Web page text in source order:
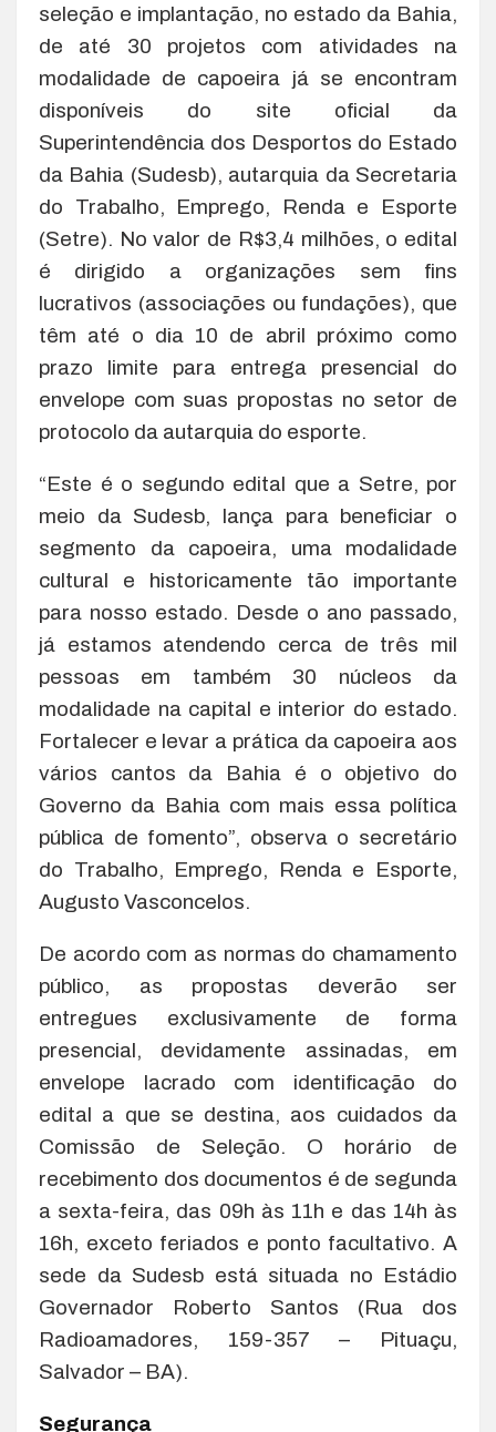
seleção e implantação, no estado da Bahia,
de até 30 projetos com atividades na
modalidade de capoeira já se encontram
disponíveis do site oficial da
Superintendência dos Desportos do Estado
da Bahia (Sudesb), autarquia da Secretaria
do Trabalho, Emprego, Renda e Esporte
(Setre). No valor de R$3,4 milhões, o edital
é dirigido a organizações sem fins
lucrativos (associações ou fundações), que
têm até o dia 10 de abril próximo como
prazo limite para entrega presencial do
envelope com suas propostas no setor de
protocolo da autarquia do esporte.
“Este é o segundo edital que a Setre, por
meio da Sudesb, lança para beneficiar o
segmento da capoeira, uma modalidade
cultural e historicamente tão importante
para nosso estado. Desde o ano passado,
já estamos atendendo cerca de três mil
pessoas em também 30 núcleos da
modalidade na capital e interior do estado.
Fortalecer e levar a prática da capoeira aos
vários cantos da Bahia é o objetivo do
Governo da Bahia com mais essa política
pública de fomento”, observa o secretário
do Trabalho, Emprego, Renda e Esporte,
Augusto Vasconcelos.
De acordo com as normas do chamamento
público, as propostas deverão ser
entregues exclusivamente de forma
presencial, devidamente assinadas, em
envelope lacrado com identificação do
edital a que se destina, aos cuidados da
Comissão de Seleção. O horário de
recebimento dos documentos é de segunda
a sexta-feira, das 09h às 11h e das 14h às
16h, exceto feriados e ponto facultativo. A
sede da Sudesb está situada no Estádio
Governador Roberto Santos (Rua dos
Radioamadores, 159-357 – Pituaçu,
Salvador – BA).
Segurança